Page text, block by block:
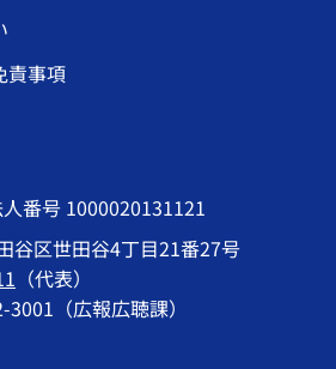
責事項
番号 1000020131121
谷区世田谷4丁目21番27号
（代表）
（広報広聴課）